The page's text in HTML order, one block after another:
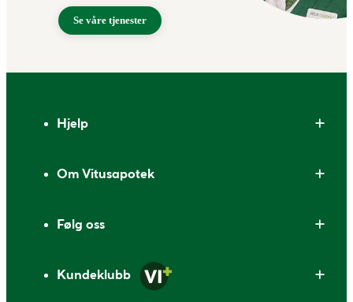
Se våre tjenester
Hjelp
Om Vitusapotek
Følg oss
Kundeklubb